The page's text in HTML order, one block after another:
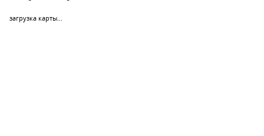
загрузка карты...